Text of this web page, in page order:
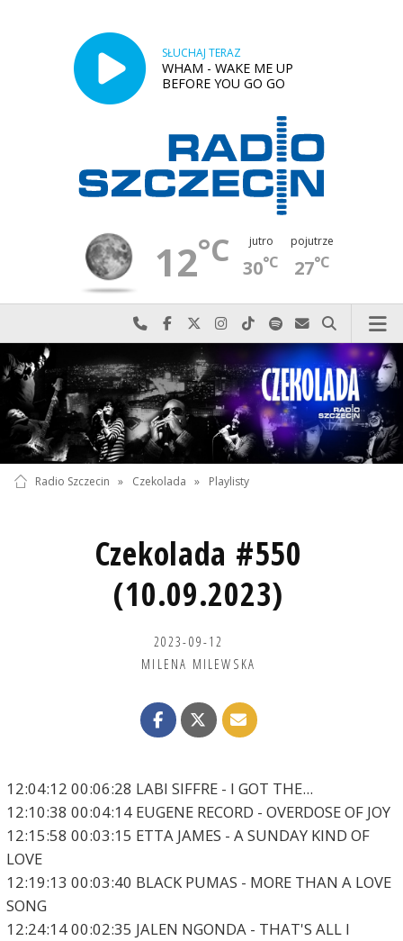
SŁUCHAJ TERAZ
WHAM - WAKE ME UP
BEFORE YOU GO GO
12°C jutro
30°C
pojutrze
27°C
Najlepiej po prostu do nas zadzwoń
Odwiedź nas na Facebook-u
Odwiedź nas na X
Odwiedź nas na Instagram-ie
Odwiedź nas na TikTok-u
Szukaj nas na Spotify
Wyślij do nas
Szukaj
Radio Szczecin » Czekolada » Playlisty
Czekolada #550
(10.09.2023)
2023-09-12
MILENA MILEWSKA
12:04:12 00:06:28 LABI SIFFRE - I GOT THE...
12:10:38 00:04:14 EUGENE RECORD - OVERDOSE OF JOY
12:15:58 00:03:15 ETTA JAMES - A SUNDAY KIND OF
LOVE
12:19:13 00:03:40 BLACK PUMAS - MORE THAN A LOVE
SONG
12:24:14 00:02:35 JALEN NGONDA - THAT'S ALL I